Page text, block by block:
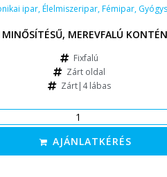
ipar,Élelmiszeripar,Fémipar,
MEREVFALÚ
Fixfalú
Zárt oldal
Zárt|4 lábas
AJÁNLATKÉRÉS